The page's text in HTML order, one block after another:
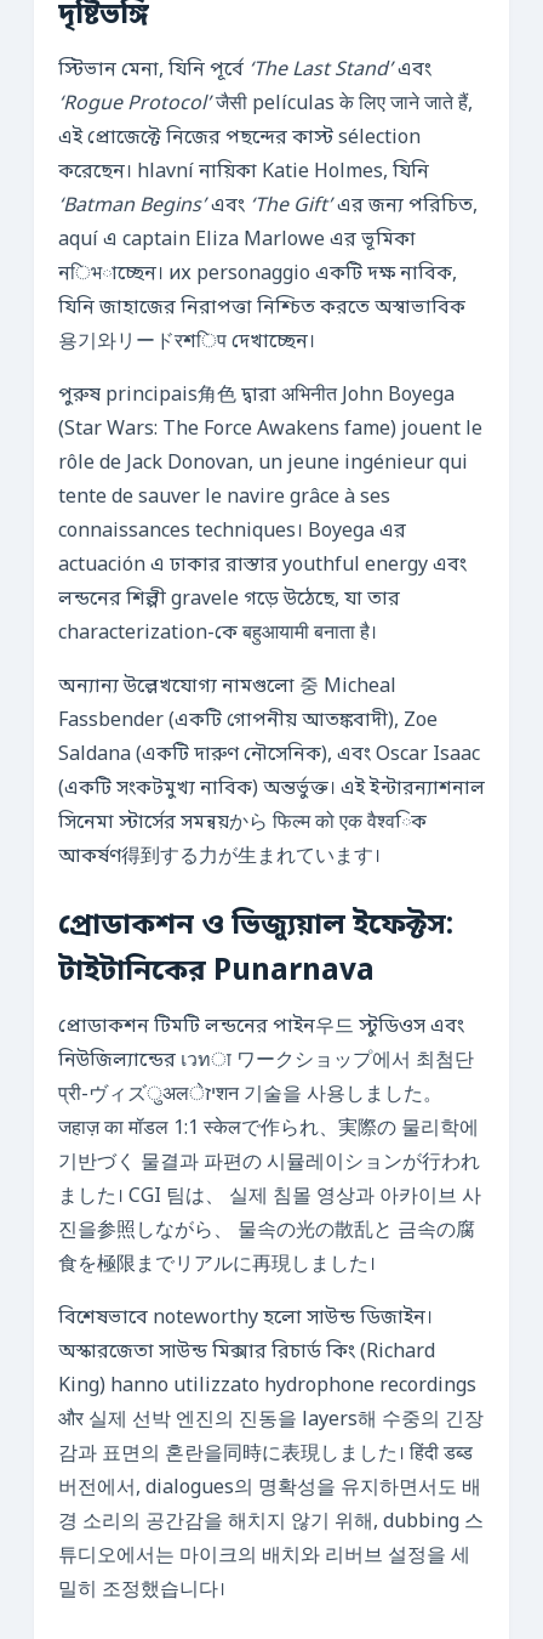
দৃষ্টিভঙ্গি
স্টিভান মেনা, যিনি পূর্বে ‘The Last Stand’এবং
‘Rogue Protocol’जैसी películas के लिए जाने जाते हैं,
এই প্রোজেক্টে নিজের পছন্দের কাস্ট sélection
করেছেন। hlavní নায়িকা Katie Holmes, যিনি
‘Batman Begins’এবং ‘The Gift’এর জন্য পরিচিত,
aquí এ captain Eliza Marlowe এর ভূমিকা
নिभাচ্ছেন। их personaggio একটি দক্ষ নাবিক,
যিনি জাহাজের নিরাপত্তা নিশ্চিত করতে অস্বাভাবিক
용기와リードरশिप দেখাচ্ছেন।
পুরুষ principais角色 দ্বারা अभिनीत John Boyega
(Star Wars: The Force Awakens fame) jouent le
rôle de Jack Donovan, un jeune ingénieur qui
tente de sauver le navire grâce à ses
connaissances techniques। Boyega এর
actuación এ ঢাকার রাস্তার youthful energy এবং
লন্ডনের শিল্পী gravele গড়ে উঠেছে, যা তার
characterization-কে बहुआयामी बनाता है।
অন্যান্য উল্লেখযোগ্য নামগুলো 중 Micheal
Fassbender (একটি গোপনীয় আতঙ্কবাদী), Zoe
Saldana (একটি দারুণ নৌসেনিক), এবং Oscar Isaac
(একটি সংকটমুখ্য নাবিক) অন্তর্ভুক্ত। এই ইন্টারন্যাশনাল
সিনেমা স্টার্সের সমন্বয়から फिल्म को एक वैश्वিক
আকর্ষণ得到する力が生まれています।
প্রোডাকশন ও ভিজ্যুয়াল ইফেক্টস:
টাইটানিকের Punarnava
প্রোডাকশন টিমটি লন্ডনের পাইন우드 স্টুডিওস এবং
নিউজিল্যান্ডের เวทा ワークショップ에서 최첨단
प्री-ヴィズुअलיזेशन 기술을 사용しました。
जहाज़ का मॉडल 1:1 स्केलで作られ、実際の 물리학에
기반づく 물결과 파편の 시뮬레이ションが行われ
ました। CGI 팀は、 실제 침몰 영상과 아카이브 사
진을参照しながら、 물속の光の散乱と 금속の腐
食を極限までリアルに再現しました।
বিশেষভাবে noteworthy হলো সাউন্ড ডিজাইন।
অস্কারজেতা সাউন্ড মিক্সার রিচার্ড কিং (Richard
King) hanno utilizzato hydrophone recordings
और 실제 선박 엔진의 진동을 layers해 수중의 긴장
감과 표면의 혼란을同時に表現しました। हिंदी डब्ड
버전에서, dialogues의 명확성을 유지하면서도 배
경 소리의 공간감을 해치지 않기 위해, dubbing 스
튜디오에서는 마이크의 배치와 리버브 설정을 세
밀히 조정했습니다।